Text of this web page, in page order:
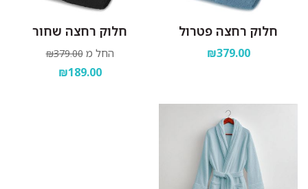
חלוק רחצה פטרול
₪379.00
חלוק רחצה שחור
החל מ ₪379.00
₪189.00